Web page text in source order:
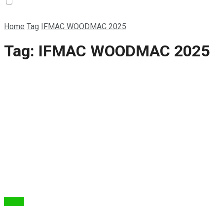
Home Tag IFMAC WOODMAC 2025
Tag: IFMAC WOODMAC 2025